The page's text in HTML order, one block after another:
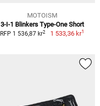
MOTOISM
3-I-1 Blinkers Type-One Short
RFP 1 536,87 kr2 1 533,36 kr1